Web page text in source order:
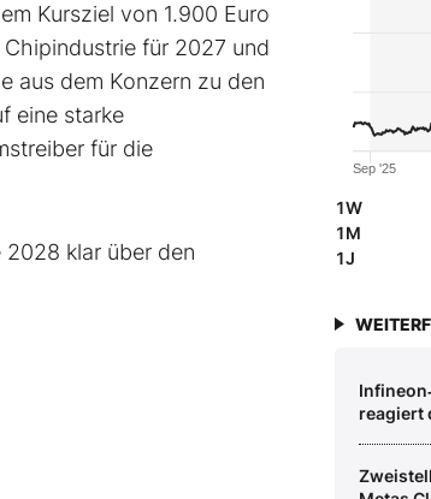
Kursziel von 1.900 Euro
für 2027 und
aus dem Konzern zu den
eine starke
für die
klar über den
Sep '25
1W
1M
1J
reagiert